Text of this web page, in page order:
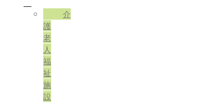
介
護
老
人
福
祉
施
設